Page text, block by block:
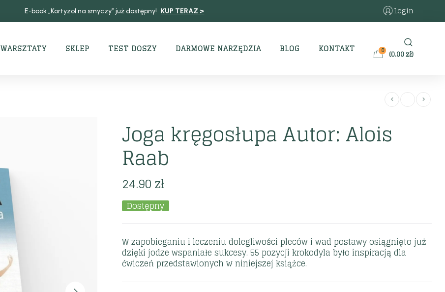
E-book „Kortyzol na smyczy” już dostępny! KUP TERAZ > Login
WARSZTATY SKLEP TEST DOSZY DARMOWE NARZĘDZIA BLOG KONTAKT 0 (0.00zł)
Joga kręgosłupa Autor: Alois
Raab
24.90zł
Dostępny
W zapobieganiu i leczeniu dolegliwości pleców i wad postawy osiągnięto już
dzięki jodze wspaniałe sukcesy. 55 pozycji kroko­dyla było inspiracją dla
ćwiczeń przedstawionych w niniejszej książce.